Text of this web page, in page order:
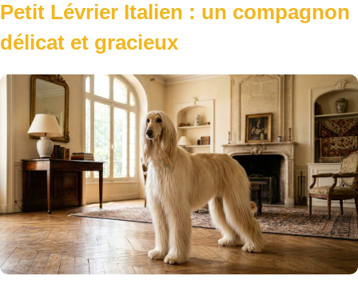
Petit Lévrier Italien : un compagnon
délicat et gracieux